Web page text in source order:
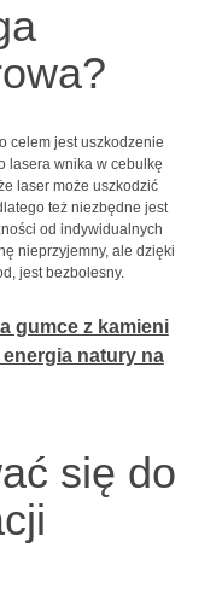
celem jest uszkodzenie
lasera wnika w cebulkę
laser może uszkodzić
też niezbędne jest
od indywidualnych
nieprzyjemny, ale dzięki
jest bezbolesny.
gumce z kamieni
natury na
się do